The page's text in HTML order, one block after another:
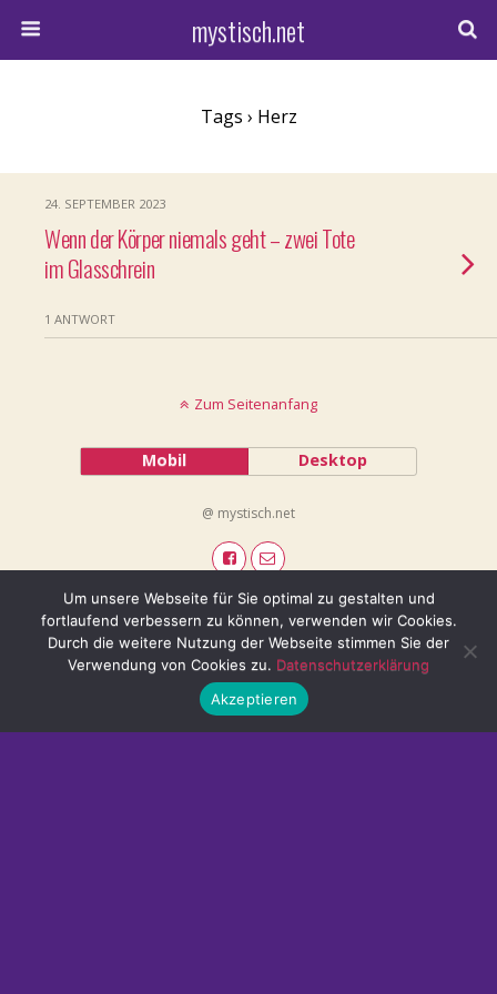
mystisch.net
Tags › Herz
24. SEPTEMBER 2023
Wenn der Körper niemals geht – zwei Tote
im Glasschrein
1 ANTWORT
Zum Seitenanfang
Mobil Desktop
@ mystisch.net
Um unsere Webseite für Sie optimal zu gestalten und
fortlaufend verbessern zu können, verwenden wir Cookies.
Durch die weitere Nutzung der Webseite stimmen Sie der
Verwendung von Cookies zu. Datenschutzerklärung
Akzeptieren